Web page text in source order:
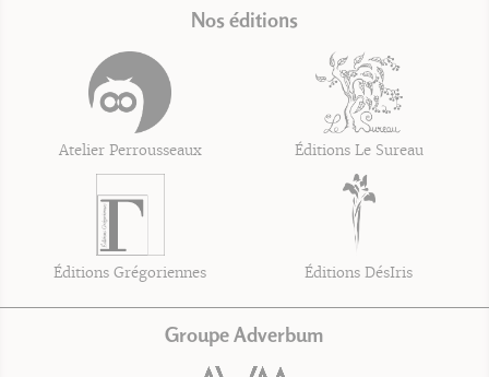
Nos éditions
Atelier Perrousseaux Éditions Le Sureau
Éditions Grégoriennes Éditions DésIris
Groupe Adverbum